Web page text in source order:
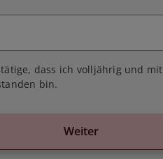
dass ich volljährig und
bin.
Weiter